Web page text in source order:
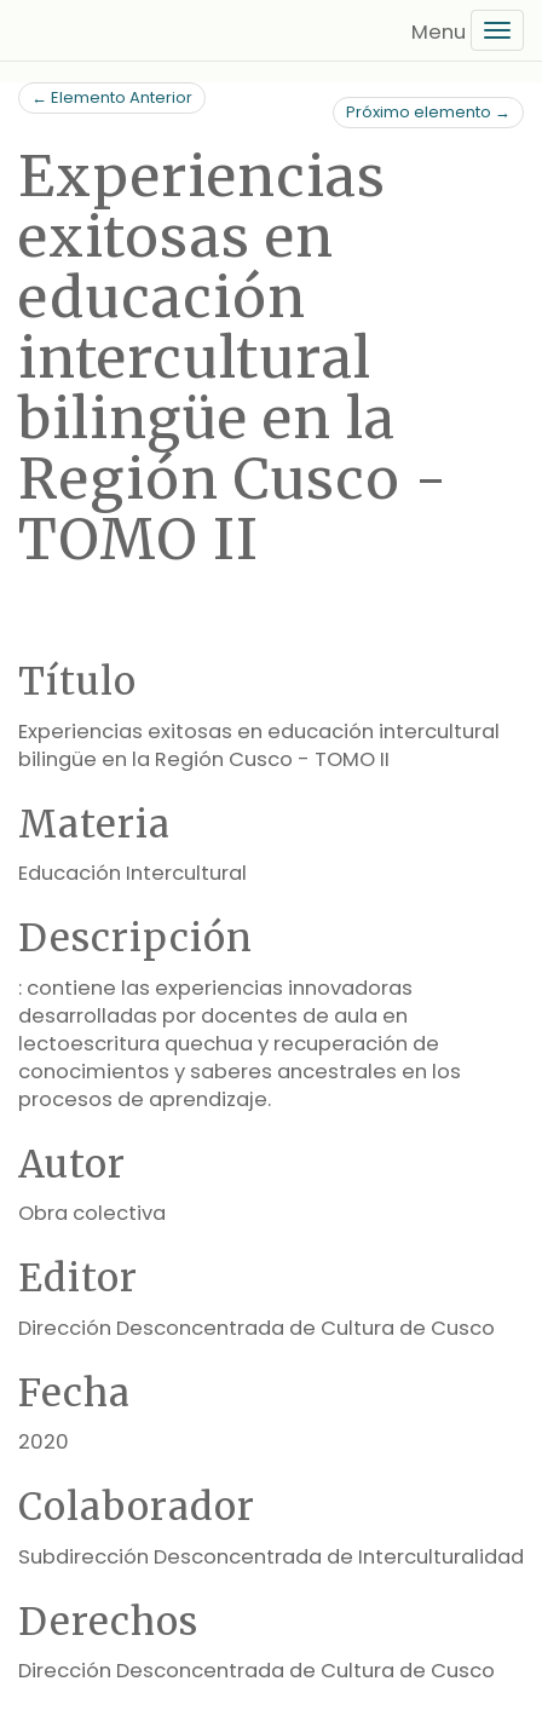
contenido
principal
← Elemento Anterior
Próximo elemento →
Experiencias
exitosas en
educación
intercultural
bilingüe en la
Región Cusco -
TOMO II
Título
Experiencias exitosas en educación intercultural
bilingüe en la Región Cusco - TOMO II
Materia
Educación Intercultural
Descripción
: contiene las experiencias innovadoras
desarrolladas por docentes de aula en
lectoescritura quechua y recuperación de
conocimientos y saberes ancestrales en los
procesos de aprendizaje.
Autor
Obra colectiva
Editor
Dirección Desconcentrada de Cultura de Cusco
Fecha
2020
Colaborador
Subdirección Desconcentrada de Interculturalidad
Derechos
Dirección Desconcentrada de Cultura de Cusco